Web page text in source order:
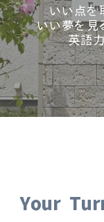
いい点を
いい夢を見
英語
Your